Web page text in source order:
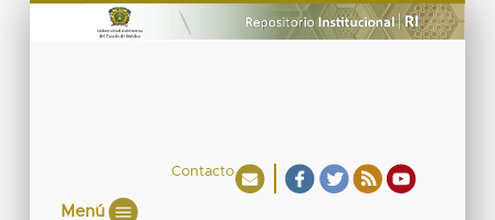
Contacto
Menú